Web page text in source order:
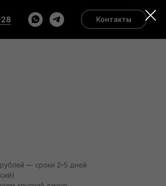
Контакты
— сроки 2–5 дней